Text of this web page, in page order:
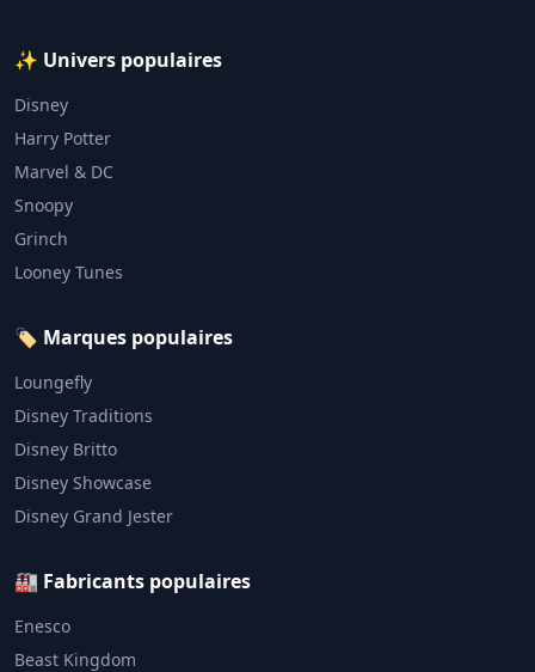
✨ Univers populaires
Disney
Harry Potter
Marvel & DC
Snoopy
Grinch
Looney Tunes
🏷️ Marques populaires
Loungefly
Disney Traditions
Disney Britto
Disney Showcase
Disney Grand Jester
🏭 Fabricants populaires
Enesco
Beast Kingdom